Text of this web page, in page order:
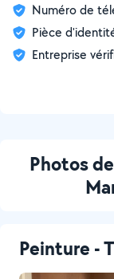
Numéro de
Pièce
Entreprise
Photos
Peinture -